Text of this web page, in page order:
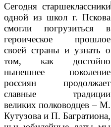
Сегодня старшеклассники
одной из школ г. Пскова
смогли погрузиться в
героическое прошлое
своей страны и узнать о
том, как достойно
нынешнее поколение
россиян продолжает
славные традиции
великих полководцев – М.
Кутузова и П. Багратиона,